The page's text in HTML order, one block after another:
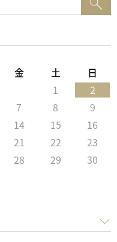
金 土 日
1
2
7 8
9
14 15
16
21 22
23
28 29
30